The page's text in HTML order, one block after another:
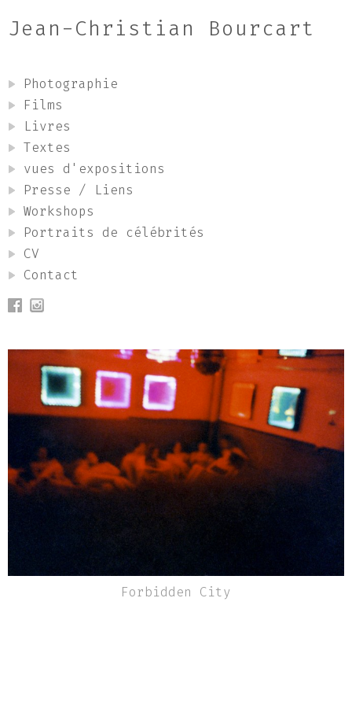
Jean-Christian Bourcart
Photographie
Films
Livres
Textes
vues d'expositions
Presse / Liens
Workshops
Portraits de célébrités
CV
Contact
Bourcart est un photographe français qui
réside à New York depuis 1997. Il expose
aussi bien aux États-Unis qu'en Europe.
Forbidden City